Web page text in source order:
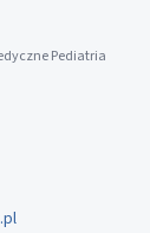
Pediatria